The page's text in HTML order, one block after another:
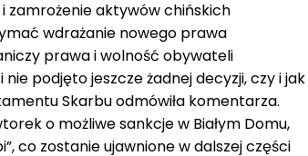
zamrożenie aktywów chińskich
wdrażanie nowego prawa
prawa i wolność obywateli
podjęto jeszcze żadnej decyzji, czy i jak
Skarbu odmówiła komentarza.
o możliwe sankcje w Białym Domu,
co zostanie ujawnione w dalszej części